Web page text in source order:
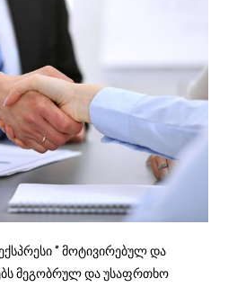
‘’ მოტივირებულ და
მეგობრულ და უსაფრთხო